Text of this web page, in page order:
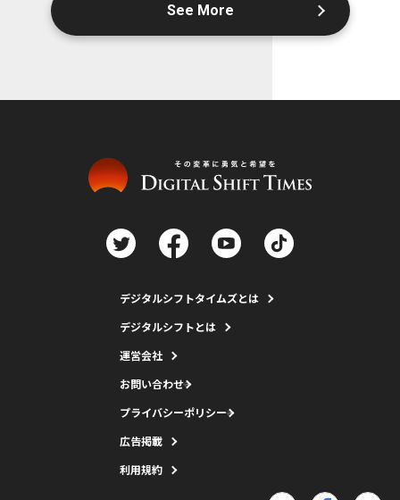
See More
デジタルシフトタイムズとは
デジタルシフトとは
運営会社
お問い合わせ
プライバシーポリシー
広告掲載
利用規約